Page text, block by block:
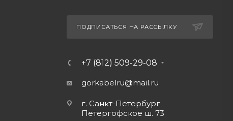
ПОДПИСАТЬСЯ НА РАССЫЛКУ
+7 (812) 509-29-08
gorkabelru@mail.ru
г. Санкт-Петербург
Петергофское ш. 73